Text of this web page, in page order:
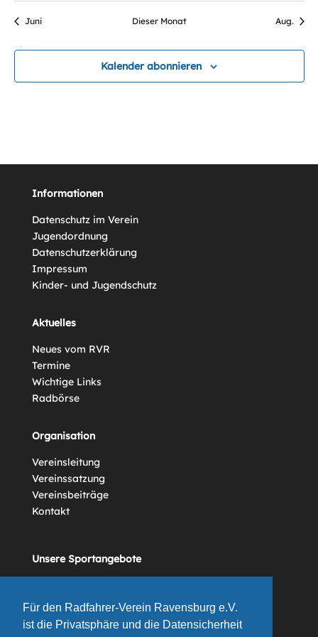
Für den Radfahrer-Verein Ravensburg e.V.
ist die Privatsphäre und die Datensicherheit
Juni Dieser Monat Aug.
Kalender abonnieren
Informationen
Datenschutz im Verein
Jugendordnung
Datenschutzerklärung
Impressum
Kinder- und Jugendschutz
Aktuelles
Neues vom RVR
Termine
Wichtige Links
Radbörse
Organisation
Vereinsleitung
Vereinssatzung
Vereinsbeiträge
Kontakt
Unsere Sportangebote